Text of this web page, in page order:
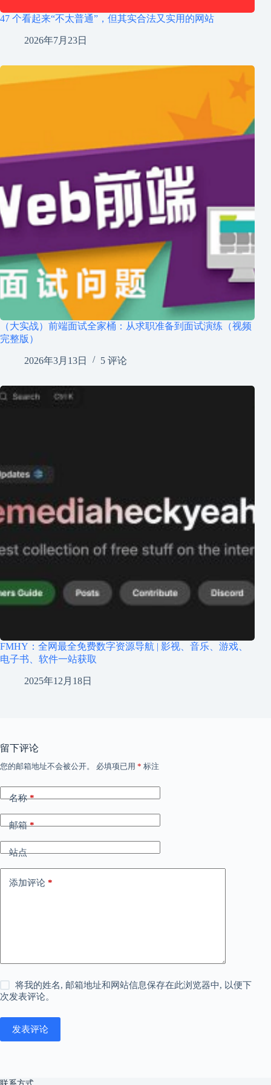
47 个看起来“不太普通”，但其实合法又实用的网站
2026年7月23日
（大实战）前端面试全家桶：从求职准备到面试演练（视频
完整版）
2026年3月13日 5 评论
FMHY：全网最全免费数字资源导航 | 影视、音乐、游戏、
电子书、软件一站获取
2025年12月18日
留下评论
您的邮箱地址不会被公开。 必填项已用 * 标注
名称*
邮箱*
站点
添加评论 *
将我的姓名, 邮箱地址和网站信息保存在此浏览器中, 以便下
次发表评论。
发表评论
联系方式